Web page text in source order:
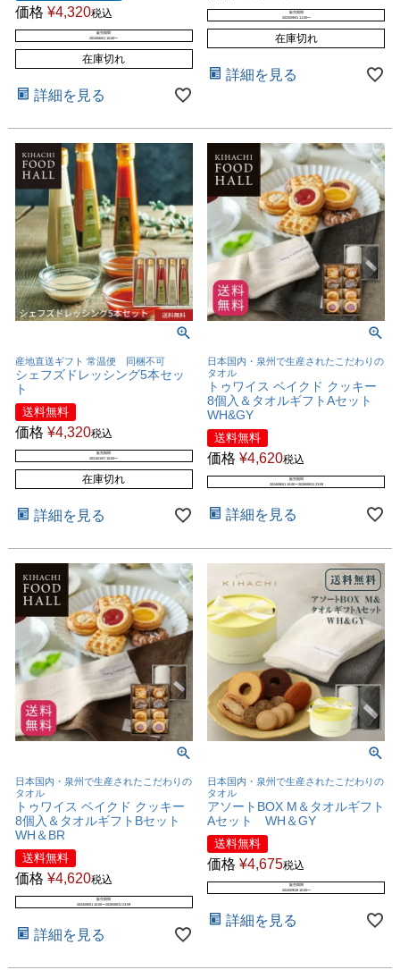
価格 ¥4,320税込
販売期間
2024/06/01 10:00〜
在庫切れ
詳細を見る
販売期間
2023/09/01 11:00〜
在庫切れ
詳細を見る
産地直送ギフト 常温便 同梱不可
シェフズドレッシング5本セッ
ト
送料無料
価格 ¥4,320税込
販売期間
2021/01/07 10:00〜
在庫切れ
詳細を見る
日本国内・泉州で生産されたこだわりの
タオル
トゥワイス ベイクド クッキー
8個入＆タオルギフトAセット
WH&GY
送料無料
価格 ¥4,620税込
販売期間
2024/08/01 10:00〜2026/08/31 23:59
詳細を見る
日本国内・泉州で生産されたこだわりの
タオル
トゥワイス ベイクド クッキー
8個入＆タオルギフトBセット
WH＆BR
送料無料
価格 ¥4,620税込
販売期間
2024/08/01 10:00〜2026/08/31 23:59
詳細を見る
日本国内・泉州で生産されたこだわりの
タオル
アソートBOX M＆タオルギフト
Aセット WH＆GY
送料無料
価格 ¥4,675税込
販売期間
2024/09/28 10:00〜
詳細を見る